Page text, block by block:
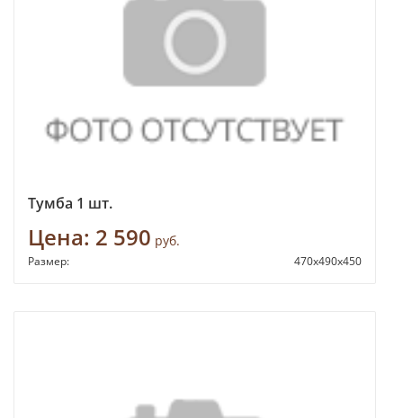
Тумба 1 шт.
Цена: 2 590 руб.
Размер: 470х490х450